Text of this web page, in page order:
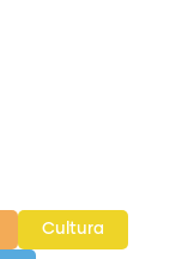
Cultura